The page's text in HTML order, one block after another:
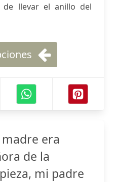
de llevar el anillo del
madre era
de la
mi padre